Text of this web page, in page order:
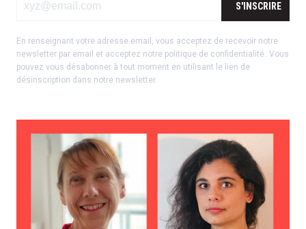
S'INSCRIRE
En renseignant votre adresse email, vous acceptez de recevoir notre
newsletter par email et acceptez notre politique de confidentialité. Vous
pouvez vous désabonner à tout moment en utilisant le lien de
désinscription dans notre newsletter.